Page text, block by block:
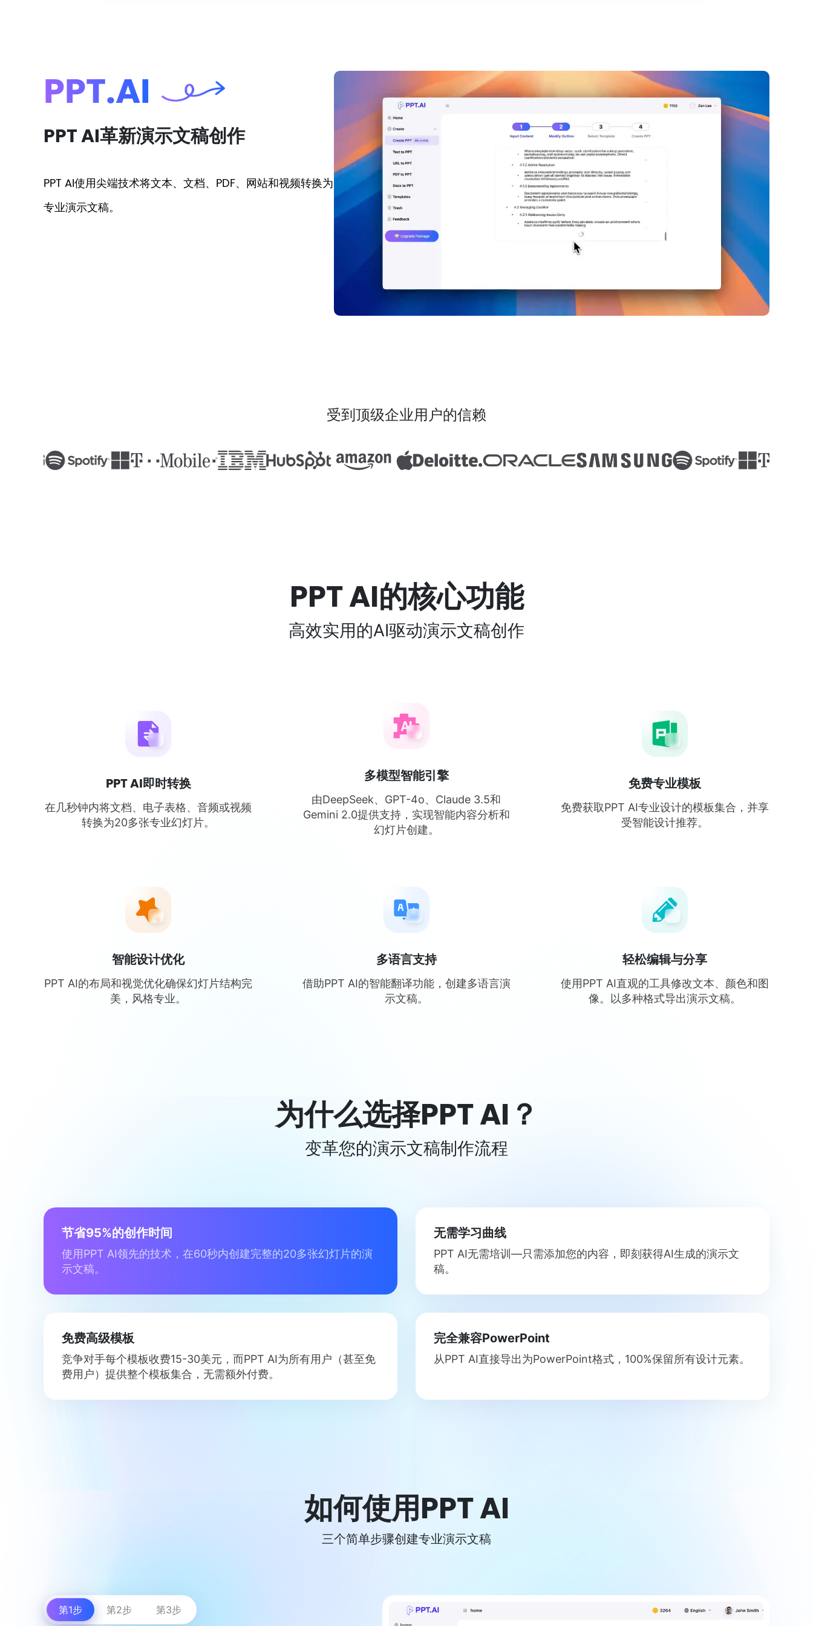
PPT.AI
PPT AI革新演示文稿创作
PPT AI使用尖端技术将文本、文档、PDF、网站和视频转换为
专业演示文稿。
受到顶级企业用户的信赖
PPT AI的核心功能
高效实用的AI驱动演示文稿创作
PPT AI即时转换
在几秒钟内将文档、电子表格、音频或视频
转换为20多张专业幻灯片。
多模型智能引擎
由DeepSeek、GPT-4o、Claude 3.5和
Gemini 2.0提供支持，实现智能内容分析和
幻灯片创建。
免费专业模板
免费获取PPT AI专业设计的模板集合，并享
受智能设计推荐。
智能设计优化
PPT AI的布局和视觉优化确保幻灯片结构完
美，风格专业。
多语言支持
借助PPT AI的智能翻译功能，创建多语言演
示文稿。
轻松编辑与分享
使用PPT AI直观的工具修改文本、颜色和图
像。以多种格式导出演示文稿。
为什么选择PPT AI？
变革您的演示文稿制作流程
节省95%的创作时间
使用PPT AI领先的技术，在60秒内创建完整的20多张幻灯片的演
示文稿。
无需学习曲线
PPT AI无需培训—只需添加您的内容，即刻获得AI生成的演示文
稿。
免费高级模板
竞争对手每个模板收费15-30美元，而PPT AI为所有用户（甚至免
费用户）提供整个模板集合，无需额外付费。
完全兼容PowerPoint
从PPT AI直接导出为PowerPoint格式，100%保留所有设计元素。
如何使用PPT AI
三个简单步骤创建专业演示文稿
第1步 第2步 第3步